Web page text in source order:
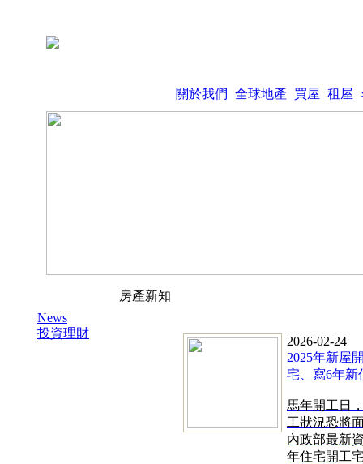
關於我們 全球地產 買屋 租屋
房產新知
News
投資理財
2026-02-24
2025年新屋
宅、寫6年新
馬年開工日
工狀況恐將
內政部最新
年住宅開工